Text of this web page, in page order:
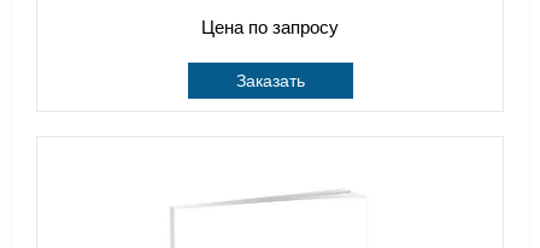
Цена по запросу
Заказать